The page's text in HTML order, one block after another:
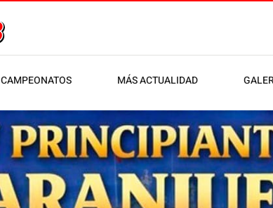
CAMPEONATOS MÁS ACTUALIDAD